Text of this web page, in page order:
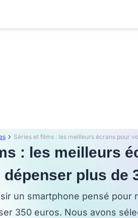
: les meilleurs
plus de
un smartphone pensé pour
350 euros. Nous avons